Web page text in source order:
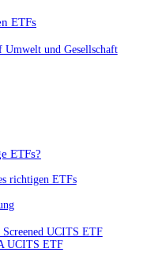
ETFs
Umwelt und Gesellschaft
ETFs?
richtigen ETFs
UCITS ETF
UCITS ETF